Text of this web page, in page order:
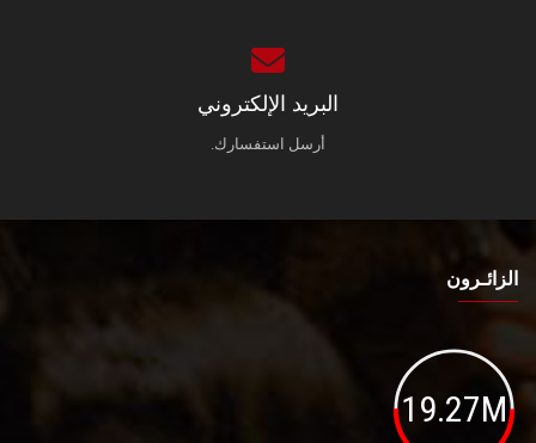
البريد الإلكتروني
أرسل استفسارك.
الزائـرون
19.27M